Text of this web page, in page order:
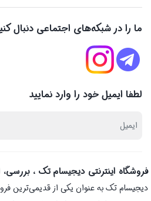
ما را در شبکه‌های اجتماعی دنبال
لطفا ایمیل خود را وارد نمایید
فروشگاه اینترنتی دیجیسام تک ، بررسی،
دیجیسام تک به عنوان یکی از قدیمی‌ترین